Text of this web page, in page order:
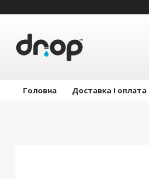
Головна Доставка і оплата